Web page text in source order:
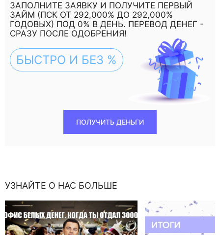
ЗАПОЛНИТЕ ЗАЯВКУ И ПОЛУЧИТЕ ПЕРВЫЙ
ЗАЙМ (ПСК ОТ 292,000% ДО 292,000%
ГОДОВЫХ) ПОД 0% В ДЕНЬ. ПЕРЕВОД ДЕНЕГ -
СРАЗУ ПОСЛЕ ОДОБРЕНИЯ!
БЫСТРО И БЕЗ %
ПОЛУЧИТЬ ДЕНЬГИ
УЗНАЙТЕ О НАС БОЛЬШЕ